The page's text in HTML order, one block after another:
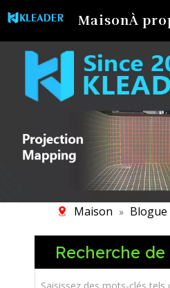
MaisonÀ
Maison » Blogue
Recherche